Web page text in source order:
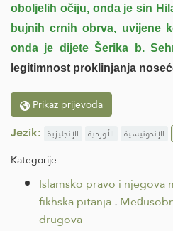
oboljelih očiju, onda je sin
bujnih crnih obrva, uvijene
onda je dijete Šerika b.
legitimnost proklinjanja
Prikaz prijevoda
Jezik: الإنجليزية الأوردية الإندونيسية
Kategorije
Islamsko pravo i
fikhska pitanja.
drugova